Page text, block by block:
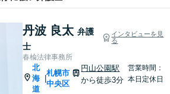
丹波 良太 弁護
士
インタビューを見
る
春楡法律事務所
北
海
道
札幌市
中央区
円山公園駅
から徒歩3分
営業時間：
本日定休日